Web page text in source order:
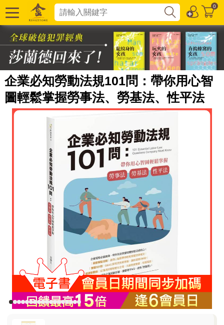
0
企業必知勞動法規101問：帶你用心智
圖輕鬆掌握勞事法、勞基法、性平法